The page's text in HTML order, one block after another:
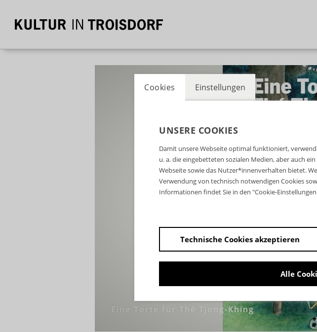
Eine Torte für Thé Tjong-Khing
Cookies Einstellungen
UNSERE COOKIES
Damit unsere Webseite optimal funktioniert,
u. a. die eingebetteten sozialen Medien, aber auch
Webseite sowie das Nutzer*innenverhalten bietet.
Verwendung von technisch notwendigen Cookies
Informationen findet Sie in den "Cookie-
Technische Cookies akzeptieren
Alle